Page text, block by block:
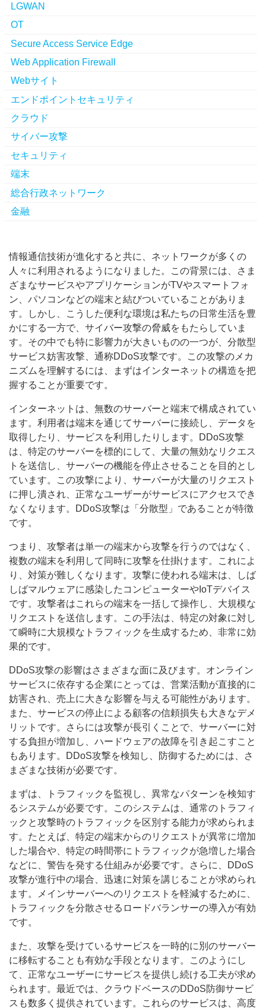
LGWAN
OT
Secure Access Service Edge
Web Application Firewall
Webサイト
エンドポイントセキュリティ
クラウド
サイバー攻撃
セキュリティ
端末
総合行政ネットワーク
金融
情報通信技術が進化すると共に、ネットワークが多くの
人々に利用されるようになりました。
この背景には、さま
ざまなサービスやアプリケーションがTVやスマートフォ
ン、パソコンなどの端末と結びついていることがありま
す。しかし、こうした便利な環境は私たちの日常生活を豊
かにする一方で、サイバー攻撃の脅威をもたらしていま
す。その中でも特に影響力が大きいものの一つが、分散型
サービス妨害攻撃、通称DDoS攻撃です。この攻撃のメカ
ニズムを理解するには、まずはインターネットの構造を把
握することが重要です。
インターネットは、無数のサーバーと端末で構成されてい
ます。利用者は端末を通じてサーバーに接続し、データを
取得したり、サービスを利用したりします。DDoS攻撃
は、特定のサーバーを標的にして、大量の無効なリクエス
トを送信し、サーバーの機能を停止させることを目的とし
ています。この攻撃により、サーバーが大量のリクエスト
に押し潰され、正常なユーザーがサービスにアクセスでき
なくなります。DDoS攻撃は「分散型」であることが特徴
です。
つまり、攻撃者は単一の端末から攻撃を行うのではなく、
複数の端末を利用して同時に攻撃を仕掛けます。これによ
り、対策が難しくなります。攻撃に使われる端末は、しば
しばマルウェアに感染したコンピューターやIoTデバイス
です。攻撃者はこれらの端末を一括して操作し、大規模な
リクエストを送信します。この手法は、特定の対象に対し
て瞬時に大規模なトラフィックを生成するため、非常に効
果的です。
DDoS攻撃の影響はさまざまな面に及びます。オンライン
サービスに依存する企業にとっては、営業活動が直接的に
妨害され、売上に大きな影響を与える可能性があります。
また、サービスの停止による顧客の信頼損失も大きなデメ
リットです。さらには攻撃が長引くことで、サーバーに対
する負担が増加し、ハードウェアの故障を引き起こすこと
もあります。DDoS攻撃を検知し、防御するためには、さ
まざまな技術が必要です。
まずは、トラフィックを監視し、異常なパターンを検知す
るシステムが必要です。このシステムは、通常のトラフィ
ックと攻撃時のトラフィックを区別する能力が求められま
す。たとえば、特定の端末からのリクエストが異常に増加
した場合や、特定の時間帯にトラフィックが急増した場合
などに、警告を発する仕組みが必要です。さらに、DDoS
攻撃が進行中の場合、迅速に対策を講じることが求められ
ます。メインサーバーへのリクエストを軽減するために、
トラフィックを分散させるロードバランサーの導入が有効
です。
また、攻撃を受けているサービスを一時的に別のサーバー
に移転することも有効な手段となります。このようにし
て、正常なユーザーにサービスを提供し続ける工夫が求め
られます。最近では、クラウドベースのDDoS防御サービ
スも数多く提供されています。これらのサービスは、高度